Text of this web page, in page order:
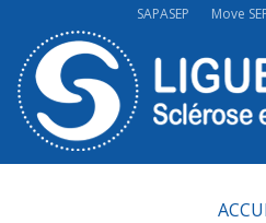
SAPASEP Move